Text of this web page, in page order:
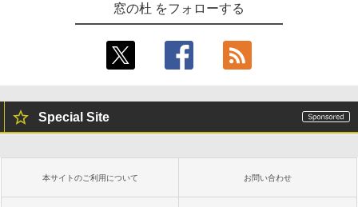
窓の杜 をフォローする
Special Site
本サイトのご利用について お問い合わせ